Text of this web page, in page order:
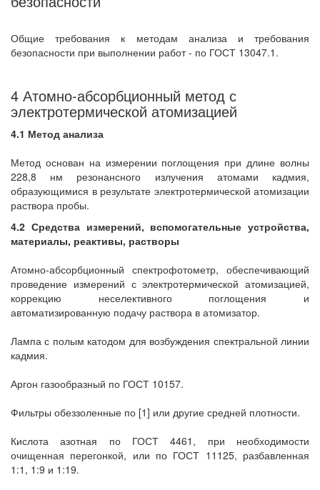
Общие требования к методам анализа и требования
безопасности при выполнении работ - по ГОСТ 13047.1.
4 Атомно-абсорбционный метод с
электротермической атомизацией
4.1 Метод анализа
Метод основан на измерении поглощения при длине волны
228,8 нм резонансного излучения атомами кадмия,
образующимися в результате электротермической атомизации
раствора пробы.
4.2 Средства измерений, вспомогательные устройства,
материалы, реактивы, растворы
Атомно-абсорбционный спектрофотометр, обеспечивающий
проведение измерений с электротермической атомизацией,
коррекцию неселективного поглощения и
автоматизированную подачу раствора в атомизатор.
Лампа с полым катодом для возбуждения спектральной линии
кадмия.
Аргон газообразный по ГОСТ 10157.
Фильтры обеззоленные по [1] или другие средней плотности.
Кислота азотная по ГОСТ 4461, при необходимости
очищенная перегонкой, или по ГОСТ 11125, разбавленная
1:1, 1:9 и 1:19.